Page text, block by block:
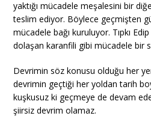
yaktığı mücadele meşalesini bir
teslim ediyor. Böylece geçmişten
mücadele bağı kuruluyor. Tıpkı
dolaşan karanfili gibi mücadele bir
Devrimin söz konusu olduğu her
devrimin geçtiği her yoldan tarih
kuşkusuz ki geçmeye de devam
şiirsiz devrim olamaz.